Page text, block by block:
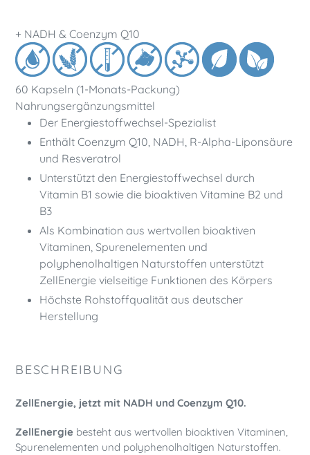
zum
Warenkorb
hinzugefügt
+ NADH & Coenzym Q10
60 Kapseln (1-Monats-Packung)
Nahrungsergänzungsmittel
Der Energiestoffwechsel-Spezialist
Enthält Coenzym Q10, NADH, R-Alpha-Liponsäure
und Resveratrol
Unterstützt den Energiestoffwechsel durch
Vitamin B1 sowie die bioaktiven Vitamine B2 und
B3
Als Kombination aus wertvollen bioaktiven
Vitaminen, Spurenelementen und
polyphenolhaltigen Naturstoffen unterstützt
ZellEnergie vielseitige Funktionen des Körpers
Höchste Rohstoffqualität aus deutscher
Herstellung
BESCHREIBUNG
ZellEnergie, jetzt mit NADH und Coenzym Q10.
ZellEnergie besteht aus wertvollen bioaktiven Vitaminen,
Spurenelementen und polyphenolhaltigen Naturstoffen.